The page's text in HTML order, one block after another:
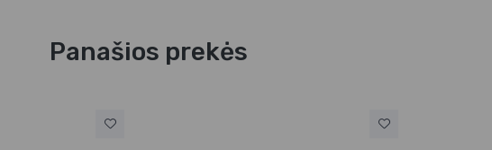
Panašios prekės